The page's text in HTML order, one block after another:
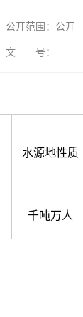
公开范围：公开
文 号：
水源地性质
千吨万人